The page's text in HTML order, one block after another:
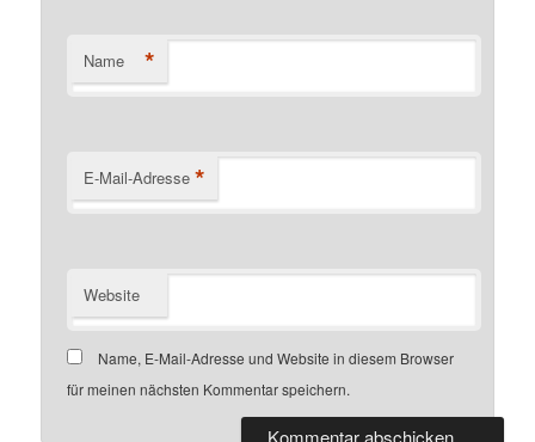
Name *
E-Mail-Adresse *
Website
Name, E-Mail-Adresse und Website in diesem Browser
für meinen nächsten Kommentar speichern.